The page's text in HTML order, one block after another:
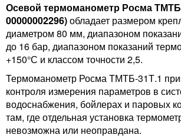
Осевой термоманометр Росма
00000002296)обладает размером
диаметром 80 мм, диапазоном
до 16 бар, диапазоном показаний
+150°С и классом точности 2,5.
Термоманометр Росма ТМТБ-31Т.1
контроля измерения параметров в
водоснабжения, бойлерах и паровых
там, где отдельная установка
невозможна или неоправдана.